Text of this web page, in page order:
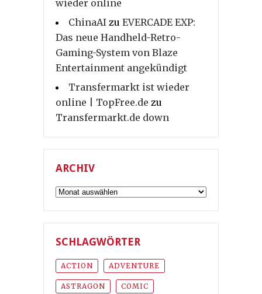
wieder online
ChinaAI zu EVERCADE EXP:
Das neue Handheld-Retro-
Gaming-System von Blaze
Entertainment angekündigt
Transfermarkt ist wieder
online | TopFree.de zu
Transfermarkt.de down
ARCHIV
Archiv
SCHLAGWÖRTER
ACTION ADVENTURE
ASTRAGON COMIC